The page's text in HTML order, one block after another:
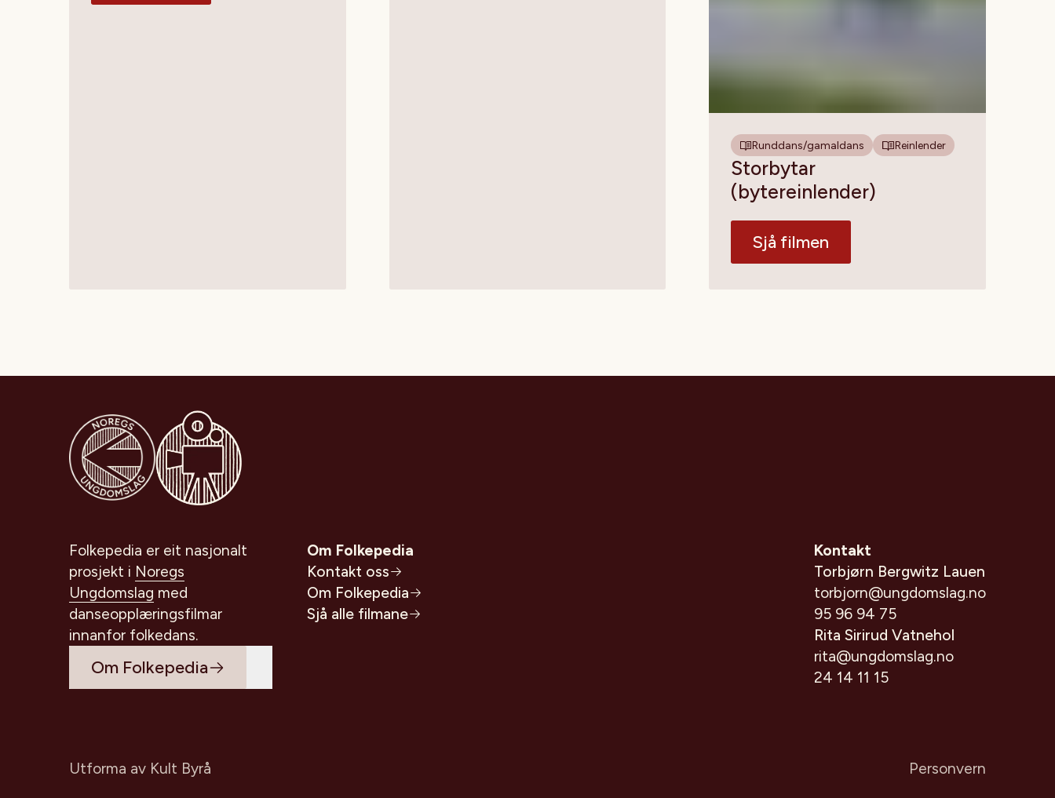
Runddans/gamaldans Reinlender
Storbytar
(bytereinlender)
Sjå filmen
Gå til Noregs Ungdomslag
Folkepedia er eit nasjonalt
prosjekt i Noregs
Ungdomslag med
danseopplæringsfilmar
innanfor folkedans.
Om Folkepedia
Om Folkepedia
Kontakt oss
Om Folkepedia
Sjå alle filmane
Kontakt
Torbjørn Bergwitz Lauen
torbjorn@ungdomslag.no
95 96 94 75
Rita Sirirud Vatnehol
rita@ungdomslag.no
24 14 11 15
Utforma av Kult Byrå Personvern